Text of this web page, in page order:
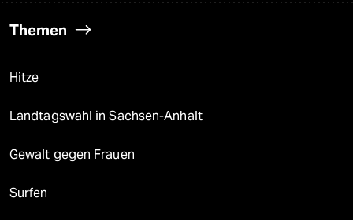
Themen
Hitze
Landtagswahl in Sachsen-Anhalt
Gewalt gegen Frauen
Surfen